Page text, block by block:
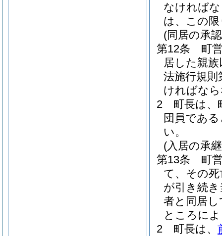
なければ
は、この
(同居の承
第12条
町
居した親
法施行規
ければな
2
町長は、
団員であ
い。
(入居の承
第13条
町
て、その
が引き続
者と同居
ところに
2
町長は、